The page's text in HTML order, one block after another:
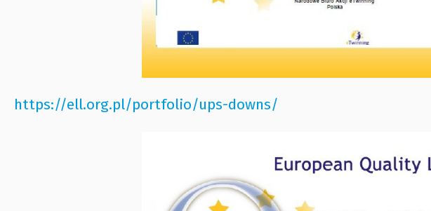
https://ell.org.pl/portfolio/ups-downs/